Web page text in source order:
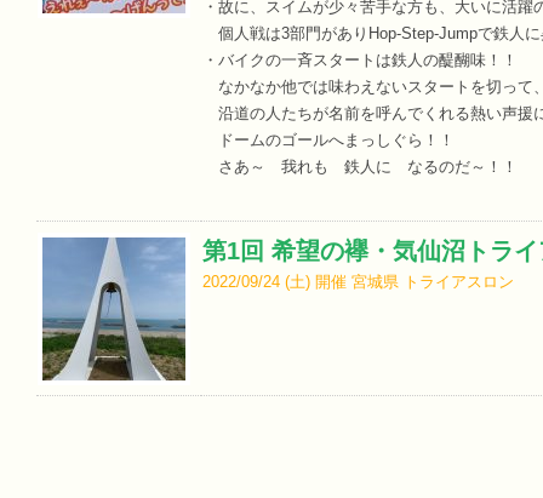
・故に、スイムが少々苦手な方も、大いに活躍
個人戦は3部門がありHop-Step-Jumpで鉄人
・バイクの一斉スタートは鉄人の醍醐味！！
なかなか他では味わえないスタートを切って
沿道の人たちが名前を呼んでくれる熱い声援
ドームのゴールへまっしぐら！！
さあ～ 我れも 鉄人に なるのだ～！！
第1回 希望の襷・気仙沼トラ
2022/09/24 (土) 開催 宮城県 トライアスロン